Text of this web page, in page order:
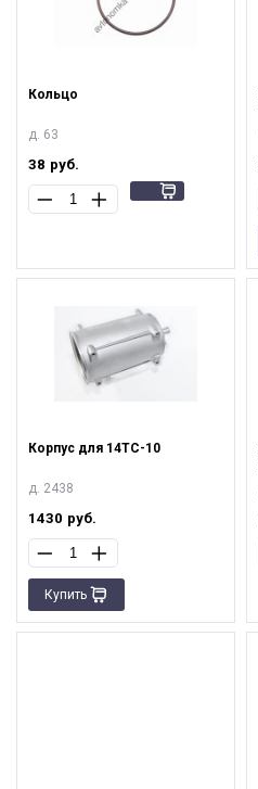
Кольцо
д. 63
38 руб.
Корпус для 14ТС-10
д. 2438
1430 руб.
Купить